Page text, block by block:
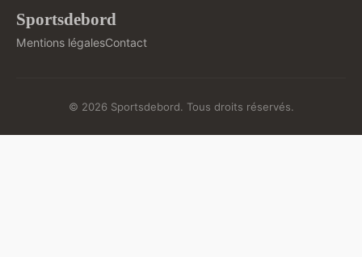
Sportsdebord
Mentions légalesContact
© 2026 Sportsdebord. Tous droits réservés.